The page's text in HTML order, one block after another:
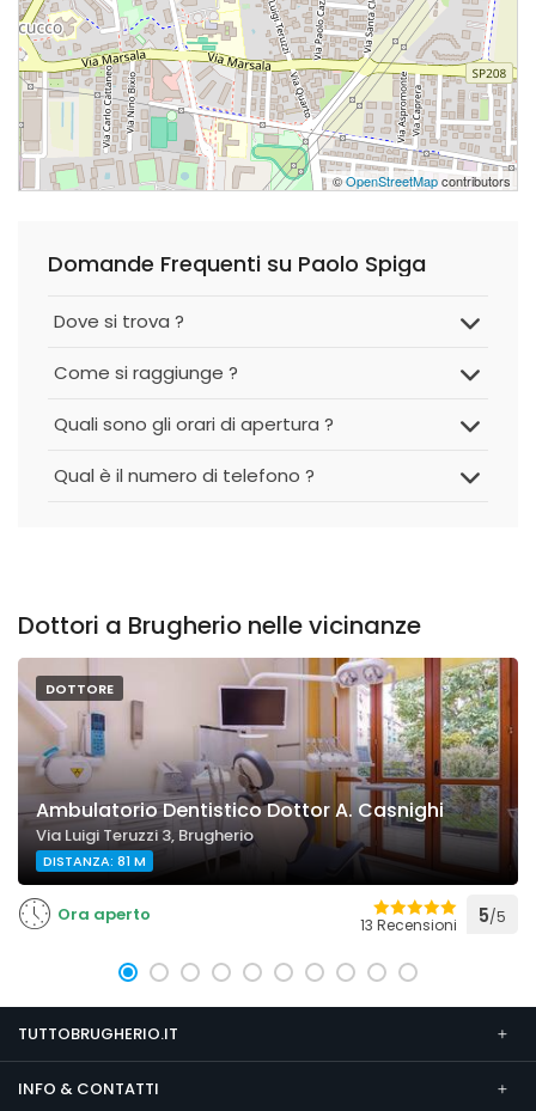
©OpenStreetMapcontributors
Domande Frequenti su Paolo Spiga
Dove si trova ?
Come si raggiunge ?
Quali sono gli orari di apertura ?
Qual è il numero di telefono ?
Dottori a Brugherio nelle vicinanze
DOTTORE
Ambulatorio Dentistico Dottor A. Casnighi
Via Luigi Teruzzi 3, Brugherio
DISTANZA: 81 M
Ora aperto 13 Recensioni 5/5
TUTTOBRUGHERIO.IT
INFO & CONTATTI